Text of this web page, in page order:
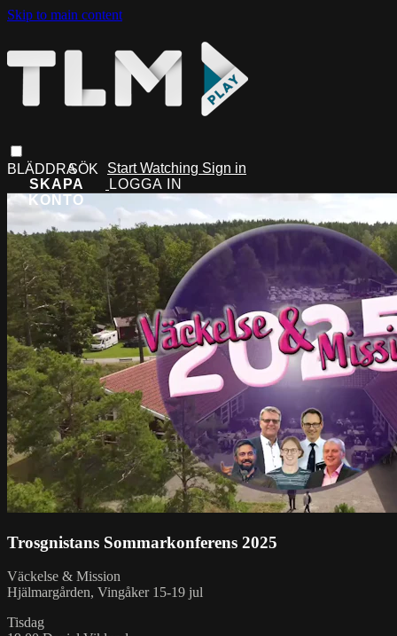
Skip to main content
Start Watching Sign in
Trosgnistans Sommarkonferens 2025
Väckelse & Mission
Hjälmargården, Vingåker 15-19 jul
Tisdag